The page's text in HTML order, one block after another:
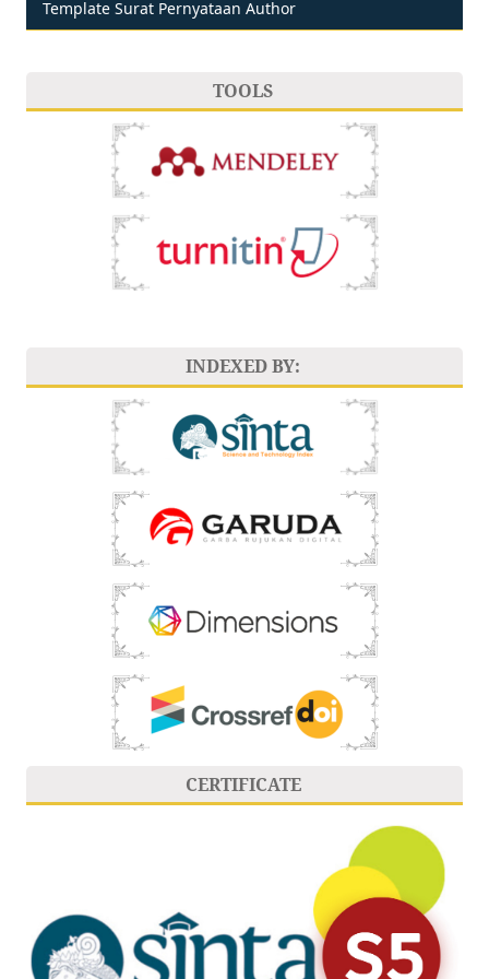
Template Surat Pernyataan Author
TOOLS
INDEXED BY:
CERTIFICATE